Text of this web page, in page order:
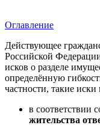
Оглавление
Действующее
Российской
исков о разделе
определённую
частности, такие
в соответствии
жительства